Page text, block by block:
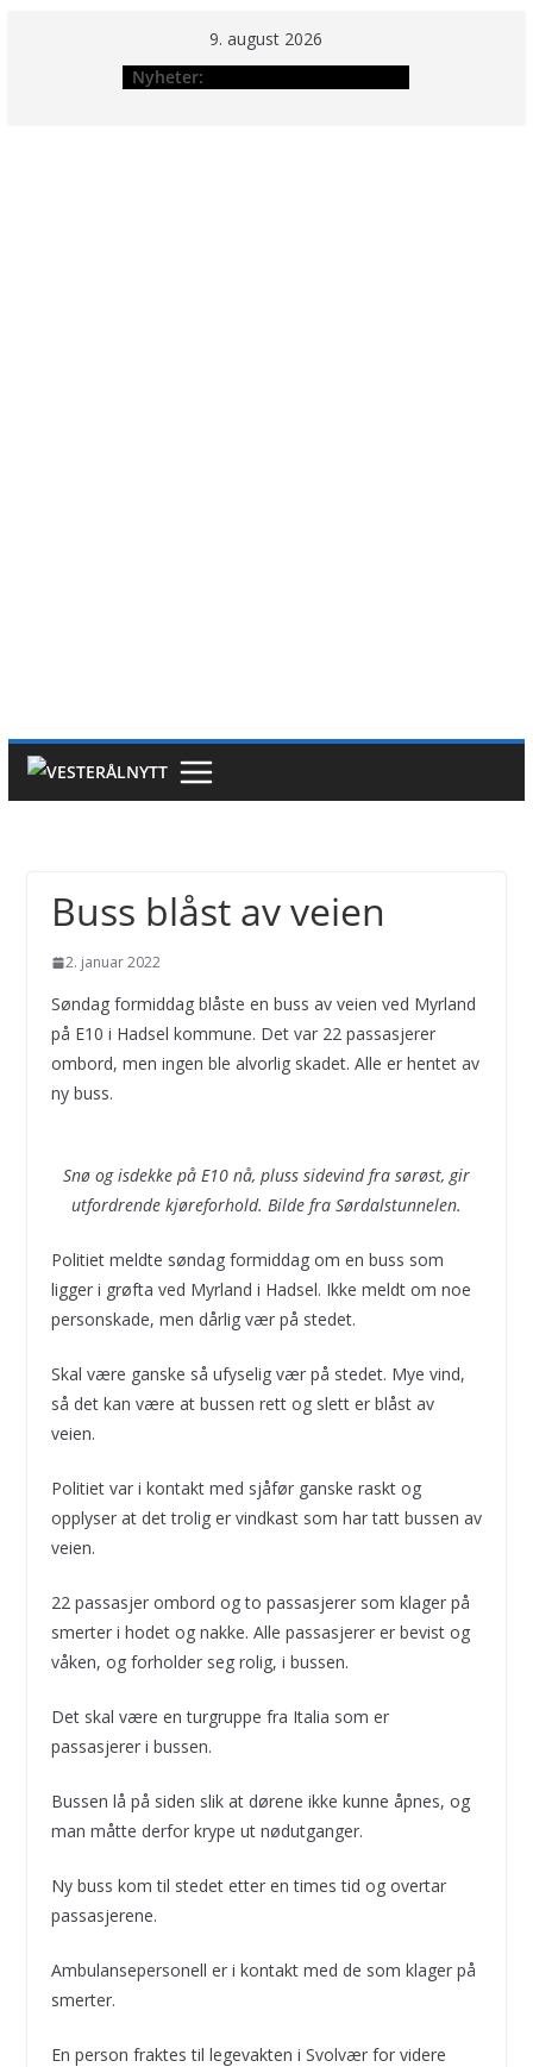
9. august 2026
Nyheter:
Buss blåst av veien
2. januar 2022
Søndag formiddag blåste en buss av veien ved Myrland
på E10 i Hadsel kommune. Det var 22 passasjerer
ombord, men ingen ble alvorlig skadet. Alle er hentet av
ny buss.
Snø og isdekke på E10 nå, pluss sidevind fra sørøst, gir
utfordrende kjøreforhold. Bilde fra Sørdalstunnelen.
Politiet meldte søndag formiddag om en buss som
ligger i grøfta ved Myrland i Hadsel. Ikke meldt om noe
personskade, men dårlig vær på stedet.
Skal være ganske så ufyselig vær på stedet. Mye vind,
så det kan være at bussen rett og slett er blåst av
veien.
Politiet var i kontakt med sjåfør ganske raskt og
opplyser at det trolig er vindkast som har tatt bussen av
veien.
22 passasjer ombord og to passasjerer som klager på
smerter i hodet og nakke. Alle passasjerer er bevist og
våken, og forholder seg rolig, i bussen.
Det skal være en turgruppe fra Italia som er
passasjerer i bussen.
Bussen lå på siden slik at dørene ikke kunne åpnes, og
man måtte derfor krype ut nødutganger.
Ny buss kom til stedet etter en times tid og overtar
passasjerene.
Ambulansepersonell er i kontakt med de som klager på
smerter.
En person fraktes til legevakten i Svolvær for videre